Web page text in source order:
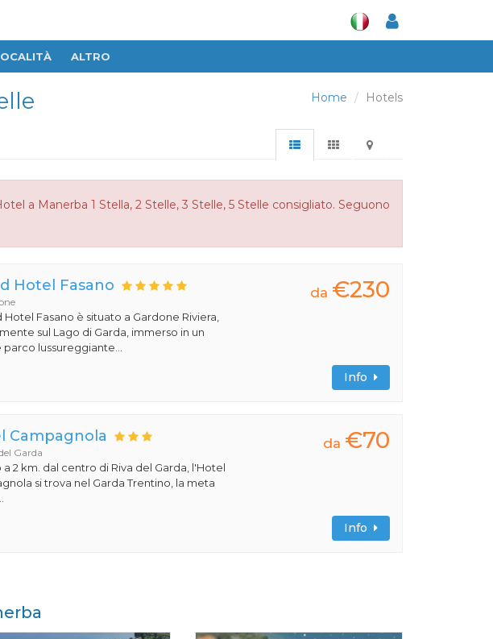
ALTRO
Home Hotels
a Manerba 1 Stella, 2 Stelle, 3 Stelle, 5 Stelle consigliato. Seguono
Hotel Fasano
Hotel Fasano è situato a Gardone Riviera,
sul Lago di Garda, immerso in un
lussureggiante...
da €230
Info
Campagnola
Garda
a 2 km. dal centro di Riva del Garda, l'Hotel
si trova nel Garda Trentino, la meta
da €70
Info